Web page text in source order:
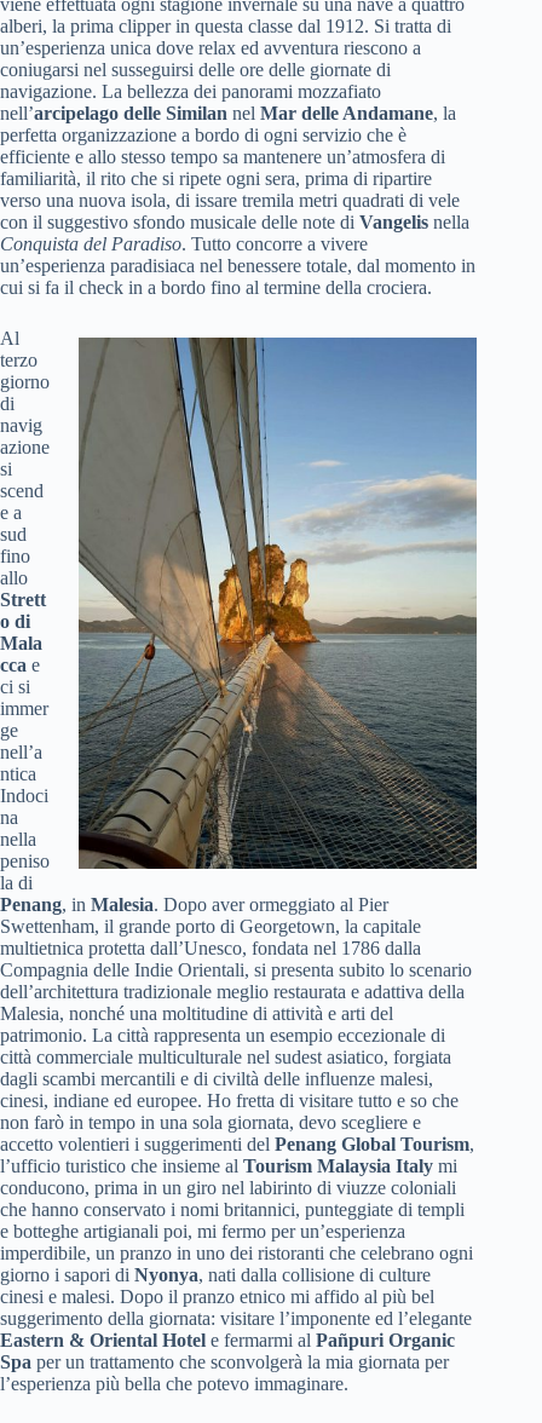
viene effettuata ogni stagione invernale su una nave a quattro
alberi, la prima clipper in questa classe dal 1912. Si tratta di
un’esperienza unica dove relax ed avventura riescono a
coniugarsi nel susseguirsi delle ore delle giornate di
navigazione. La bellezza dei panorami mozzafiato
nell’arcipelago delle Similan nel Mar delle Andamane, la
perfetta organizzazione a bordo di ogni servizio che è
efficiente e allo stesso tempo sa mantenere un’atmosfera di
familiarità, il rito che si ripete ogni sera, prima di ripartire
verso una nuova isola, di issare tremila metri quadrati di vele
con il suggestivo sfondo musicale delle note di Vangelis nella
Conquista del Paradiso. Tutto concorre a vivere
un’esperienza paradisiaca nel benessere totale, dal momento in
cui si fa il check in a bordo fino al termine della crociera.
Al
terzo
giorno
di
navig
azione
si
scend
e a
sud
fino
allo
Strett
o di
Mala
cca e
ci si
immer
ge
nell’a
ntica
Indoci
na
nella
peniso
la di
Penang, in Malesia. Dopo aver ormeggiato al Pier
Swettenham, il grande porto di Georgetown, la capitale
multietnica protetta dall’Unesco, fondata nel 1786 dalla
Compagnia delle Indie Orientali, si presenta subito lo scenario
dell’architettura tradizionale meglio restaurata e adattiva della
Malesia, nonché una moltitudine di attività e arti del
patrimonio. La città rappresenta un esempio eccezionale di
città commerciale multiculturale nel sudest asiatico, forgiata
dagli scambi mercantili e di civiltà delle influenze malesi,
cinesi, indiane ed europee. Ho fretta di visitare tutto e so che
non farò in tempo in una sola giornata, devo scegliere e
accetto volentieri i suggerimenti del Penang Global Tourism,
l’ufficio turistico che insieme al Tourism Malaysia Italy mi
conducono, prima in un giro nel labirinto di viuzze coloniali
che hanno conservato i nomi britannici, punteggiate di templi
e botteghe artigianali poi, mi fermo per un’esperienza
imperdibile, un pranzo in uno dei ristoranti che celebrano ogni
giorno i sapori di Nyonya, nati dalla collisione di culture
cinesi e malesi. Dopo il pranzo etnico mi affido al più bel
suggerimento della giornata: visitare l’imponente ed l’elegante
Eastern & Oriental Hotel e fermarmi al Pañpuri Organic
Spa per un trattamento che sconvolgerà la mia giornata per
l’esperienza più bella che potevo immaginare.